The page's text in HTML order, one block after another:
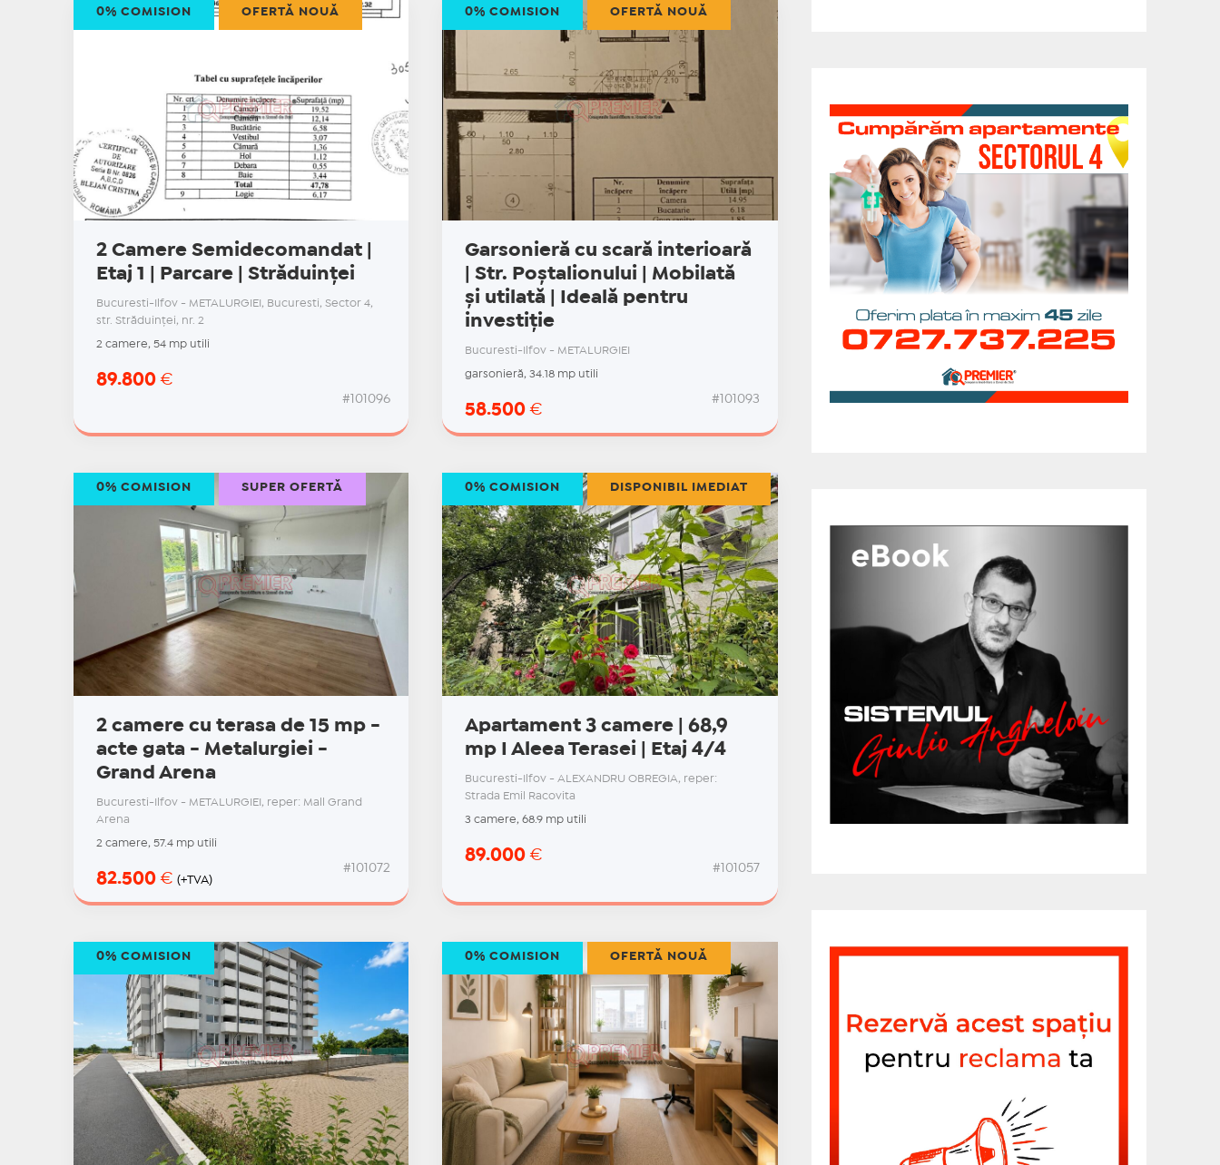
2 Camere Semidecomandat |
Etaj 1 | Parcare | Străduinței
Bucuresti-Ilfov - METALURGIEI, Bucuresti, Sector 4,
str. Străduinţei, nr. 2
2 camere, 54 mp utili
89.800 €
#101096
0% COMISION OFERTĂ NOUĂ
Garsonieră cu scară interioară
| Str. Poștalionului | Mobilată
și utilată | Ideală pentru
investiție
Bucuresti-Ilfov - METALURGIEI
garsonieră, 34.18 mp utili
58.500€
#101093
0% COMISION OFERTĂ NOUĂ
2 camere cu terasa de 15 mp -
acte gata - Metalurgiei -
Grand Arena
Bucuresti-Ilfov - METALURGIEI, reper: Mall Grand
Arena
2 camere, 57.4 mp utili
82.500 € (+TVA)
#101072
0% COMISION SUPER OFERTĂ
Apartament 3 camere | 68,9
mp I Aleea Terasei | Etaj 4/4
Bucuresti-Ilfov - ALEXANDRU OBREGIA, reper:
Strada Emil Racovita
3 camere, 68.9 mp utili
89.000€
#101057
0% COMISION DISPONIBIL IMEDIAT
0% COMISION 0% COMISION OFERTĂ NOUĂ